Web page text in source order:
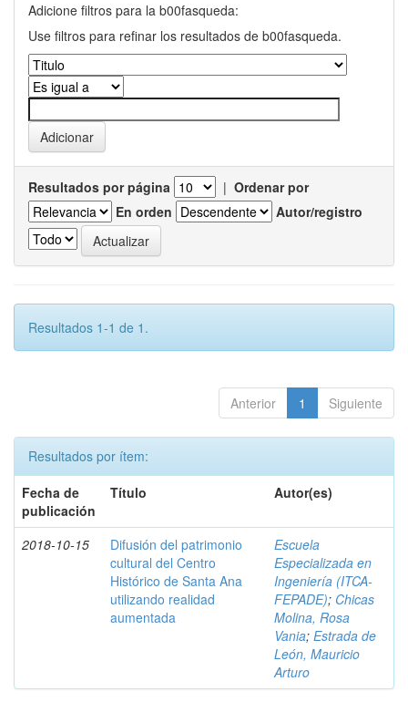
Adicione filtros para la b00fasqueda:
Use filtros para refinar los resultados de b00fasqueda.
Resultados por página | Ordenar por
En orden
Autor/registro
Resultados 1-1 de 1.
Anterior 1 Siguiente
Resultados por ítem:
Fecha de
publicación
Título Autor(es)
2018-10-15
Difusión del patrimonio
cultural del Centro
Histórico de Santa Ana
utilizando realidad
aumentada
Escuela
Especializada en
Ingeniería (ITCA-
FEPADE); Chicas
Molina, Rosa
Vania; Estrada de
León, Mauricio
Arturo